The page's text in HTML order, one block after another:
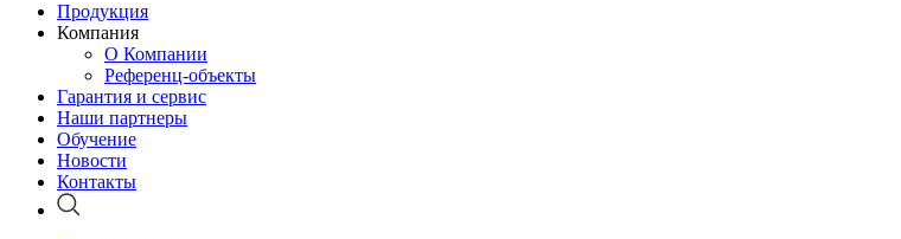
Продукция
Компания
О Компании
Референц-объекты
Гарантия и сервис
Наши партнеры
Обучение
Новости
Контакты